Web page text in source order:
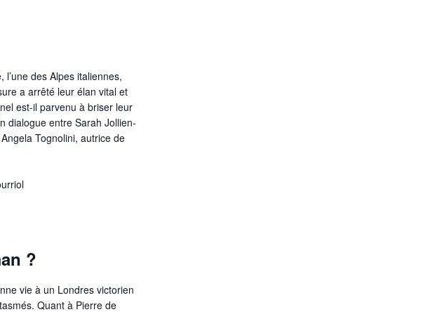
des Alpes italiennes,
a arrêté leur élan vital et
est-il parvenu à briser leur
dialogue entre Sarah Jollien-
Tognolini, autrice de
?
vie à un Londres victorien
Quant à Pierre de